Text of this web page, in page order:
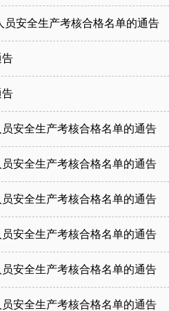
员安全生产考核合格名单的通告
告
告
安全生产考核合格名单的通告
安全生产考核合格名单的通告
安全生产考核合格名单的通告
安全生产考核合格名单的通告
安全生产考核合格名单的通告
安全生产考核合格名单的通告